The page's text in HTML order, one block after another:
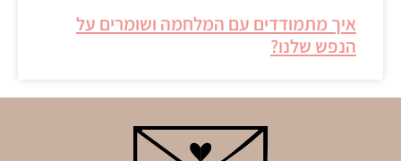
איך מתמודדים עם המלחמה ושומרים על
הנפש שלנו?